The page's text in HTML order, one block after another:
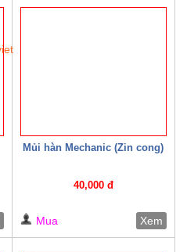
Mủi hàn Mechanic (Zin cong)
40,000 đ
Mua Xem